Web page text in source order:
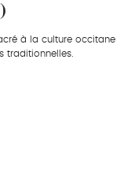
à la culture occitane
traditionnelles.